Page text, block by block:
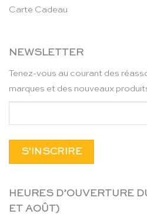
Carte Cadeau
NEWSLETTER
Tenez-vous au courant des
marques et des nouveaux
HEURES D’OUVERTURE
ET AOÛT)